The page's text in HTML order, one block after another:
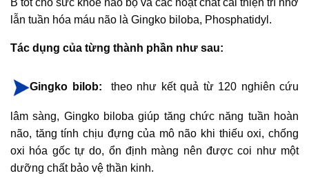
lẫn tuần hóa máu não là Gingko biloba, Phosphatidyl.
Tác dụng của từng thành phần như sau:
Gingko bilob: theo như kết quả từ 120 nghiên cứu
lâm sàng, Gingko biloba giúp tăng chức năng tuần hoàn
não, tăng tính chịu đựng của mô não khi thiếu oxi, chống
oxi hóa gốc tự do, ổn định màng nên được coi như một
dưỡng chất bảo vệ thần kinh.